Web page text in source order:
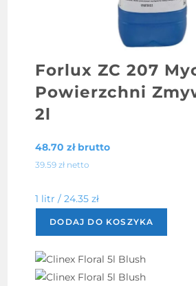
Forlux ZC 207
Powierzchni
2l
48.70złbrutto
39.59 zł netto
1 litr / 24.35zł
DODAJ DO KOSZYKA